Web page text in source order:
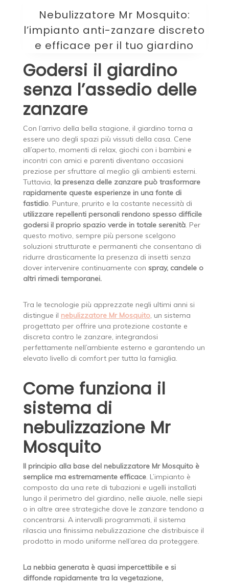
Nebulizzatore Mr Mosquito:
l’impianto anti-zanzare discreto
e efficace per il tuo giardino
Godersi il giardino
senza l’assedio delle
zanzare
Con l’arrivo della bella stagione, il giardino torna a
essere uno degli spazi più vissuti della casa. Cene
all’aperto, momenti di relax, giochi con i bambini e
incontri con amici e parenti diventano occasioni
preziose per sfruttare al meglio gli ambienti esterni.
Tuttavia, la presenza delle zanzare può trasformare
rapidamente queste esperienze in una fonte di
fastidio. Punture, prurito e la costante necessità di
utilizzare repellenti personali rendono spesso difficile
godersi il proprio spazio verde in totale serenità. Per
questo motivo, sempre più persone scelgono
soluzioni strutturate e permanenti che consentano di
ridurre drasticamente la presenza di insetti senza
dover intervenire continuamente con spray, candele o
altri rimedi temporanei.
Tra le tecnologie più apprezzate negli ultimi anni si
distingue il nebulizzatore Mr Mosquito, un sistema
progettato per offrire una protezione costante e
discreta contro le zanzare, integrandosi
perfettamente nell’ambiente esterno e garantendo un
elevato livello di comfort per tutta la famiglia.
Come funziona il
sistema di
nebulizzazione Mr
Mosquito
Il principio alla base del nebulizzatore Mr Mosquito è
semplice ma estremamente efficace. L’impianto è
composto da una rete di tubazioni e ugelli installati
lungo il perimetro del giardino, nelle aiuole, nelle siepi
o in altre aree strategiche dove le zanzare tendono a
concentrarsi. A intervalli programmati, il sistema
rilascia una finissima nebulizzazione che distribuisce il
prodotto in modo uniforme nell’area da proteggere.
La nebbia generata è quasi impercettibile e si
diffonde rapidamente tra la vegetazione,